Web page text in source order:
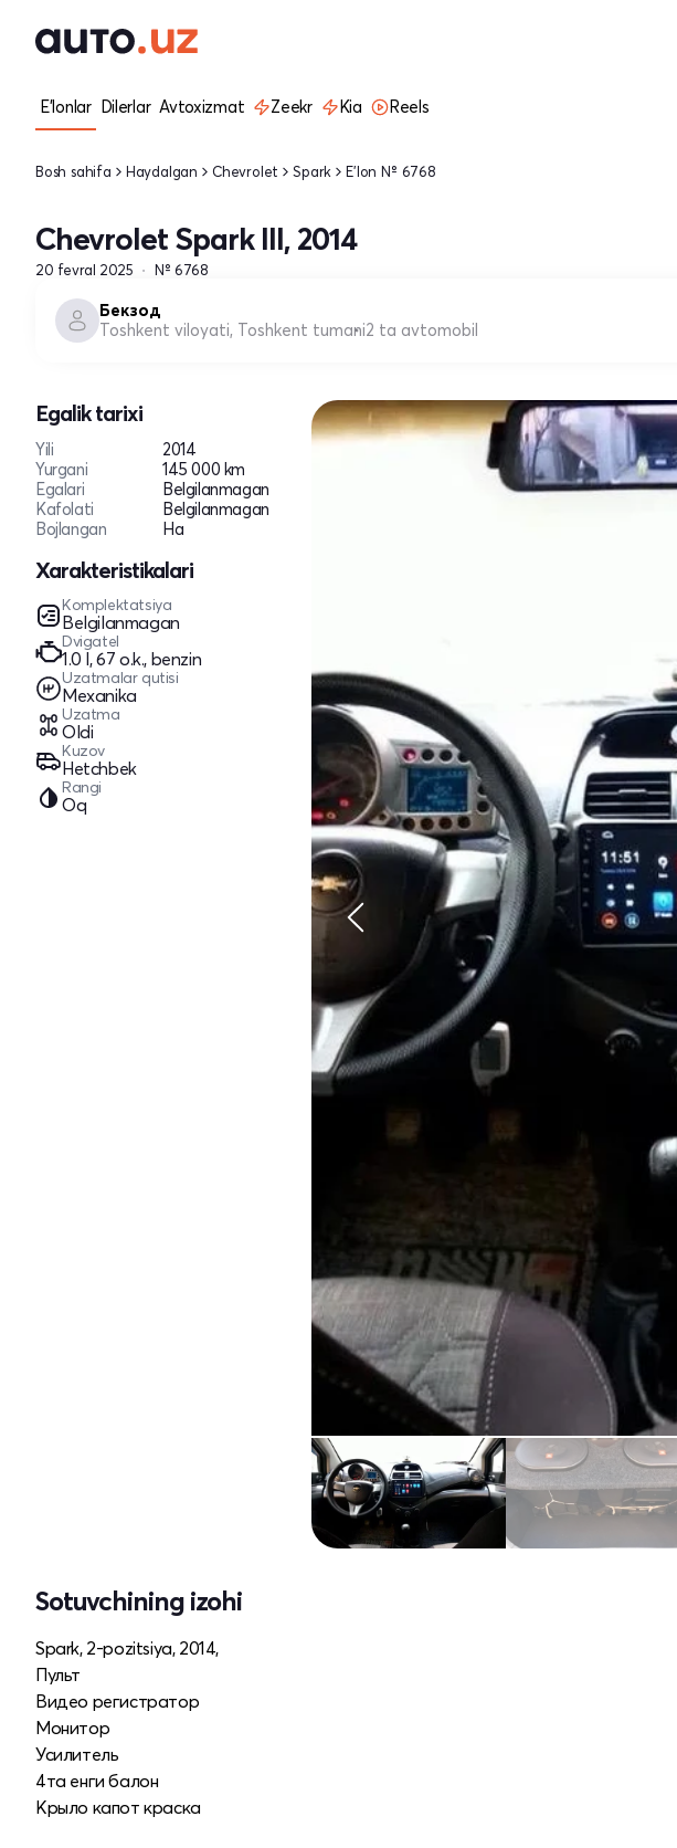
E'lonlar Dilerlar Avtoxizmat Zeekr Kia Reels
Bosh sahifa Haydalgan Chevrolet Spark E'lon № 6768
Chevrolet Spark III, 2014
20 fevral 2025 № 6768
Бекзод
Toshkent viloyati, Toshkent tumani2 ta avtomobil
Egalik tarixi
Yili
2014
Yurgani
145 000 km
Egalari
Belgilanmagan
Kafolati
Belgilanmagan
Bojlangan
Ha
Xarakteristikalari
Komplektatsiya
Belgilanmagan
Dvigatel
1.0 l, 67 o.k., benzin
Uzatmalar qutisi
Mexanika
Uzatma
Oldi
Kuzov
Hetchbek
Rangi
Oq
Sotuvchining izohi
Spark, 2-pozitsiya, 2014,
Пульт
Видео регистратор
Монитор
Усилитель
4та енги балон
Крыло капот краска